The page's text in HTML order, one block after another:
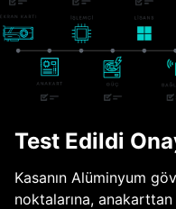
Test Edildi
Kasanın Alüminyum
noktalarına,